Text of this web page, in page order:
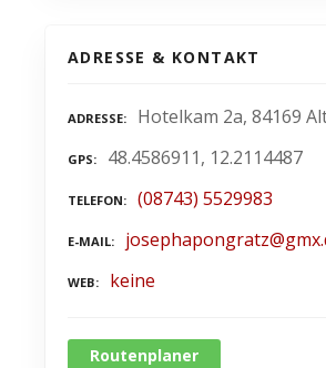
ADRESSE & KONTAKT
ADRESSE Hotelkam 2a, 84169
GPS 48.4586911, 12.2114487
TELEFON (08743) 5529983
E-MAIL
WEB keine
Routenplaner